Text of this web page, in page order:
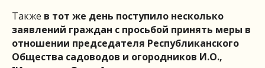
Также в тот же день поступило несколько
заявлений граждан с просьбой принять меры в
отношении председателя Республиканского
Общества садоводов и огородников И.О.,